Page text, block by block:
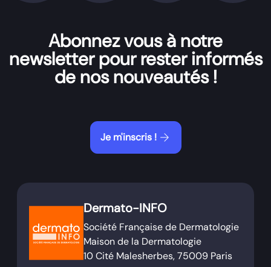
Abonnez vous à notre
newsletter pour rester informés
de nos nouveautés !
Je m'inscris ! arrow_forward
Dermato-INFO
Société Française de Dermatologie
Maison de la Dermatologie
10 Cité Malesherbes, 75009 Paris